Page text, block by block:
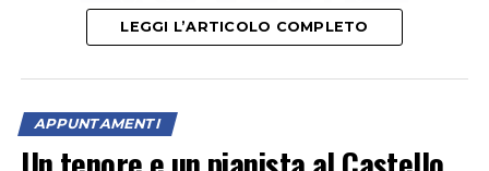
Nel 2018 si è diplomata con il massimo dei voti e la lode
presso il Conservatorio di Musica San Pietro a Majella di
presso il Conservatorio di Musica Domenico Cimarosa di
LEGGI L’ARTICOLO COMPLETO
APPUNTAMENTI